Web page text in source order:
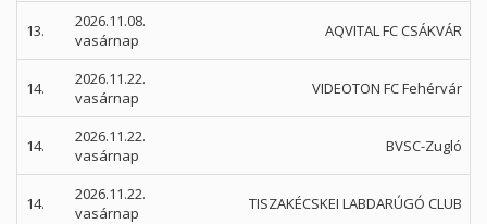
13.
2026.11.08.
vasárnap
AQVITAL FC CSÁKVÁR
14.
2026.11.22.
vasárnap
VIDEOTON FC Fehérvár
14.
2026.11.22.
vasárnap
BVSC-Zugló
14.
2026.11.22.
vasárnap
TISZAKÉCSKEI LABDARÚGÓ CLUB